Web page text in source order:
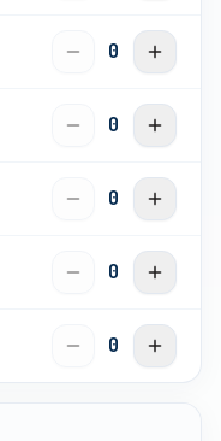
0
0
0
0
0